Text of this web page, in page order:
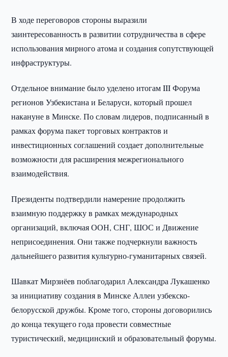
В ходе переговоров стороны выразили
заинтересованность в развитии сотрудничества в сфере
использования мирного атома и создания сопутствующей
инфраструктуры.
Отдельное внимание было уделено итогам III Форума
регионов Узбекистана и Беларуси, который прошел
накануне в Минске. По словам лидеров, подписанный в
рамках форума пакет торговых контрактов и
инвестиционных соглашений создает дополнительные
возможности для расширения межрегионального
взаимодействия.
Президенты подтвердили намерение продолжить
взаимную поддержку в рамках международных
организаций, включая ООН, СНГ, ШОС и Движение
неприсоединения. Они также подчеркнули важность
дальнейшего развития культурно-гуманитарных связей.
Шавкат Мирзиёев поблагодарил Александра Лукашенко
за инициативу создания в Минске Аллеи узбекско-
белорусской дружбы. Кроме того, стороны договорились
до конца текущего года провести совместные
туристический, медицинский и образовательный форумы.